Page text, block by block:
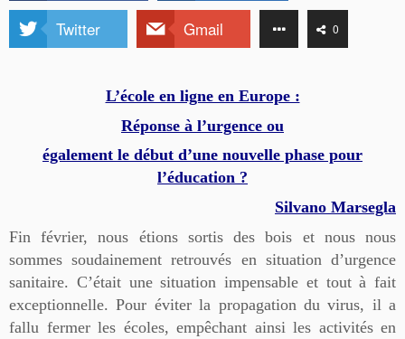
Twitter Gmail 0
L’école en ligne en Europe :
Réponse à l’urgence ou
également le début d’une nouvelle phase pour
l’éducation ?
Silvano Marsegla
Fin février, nous étions sortis des bois et nous nous
sommes soudainement retrouvés en situation d’urgence
sanitaire. C’était une situation impensable et tout à fait
exceptionnelle. Pour éviter la propagation du virus, il a
fallu fermer les écoles, empêchant ainsi les activités en